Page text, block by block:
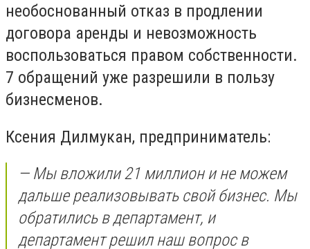
необоснованный отказ в продлении
договора аренды и невозможность
воспользоваться правом собственности.
7 обращений уже разрешили в пользу
бизнесменов.
Ксения Дилмукан, предприниматель:
— Мы вложили 21 миллион и не можем
дальше реализовывать свой бизнес. Мы
обратились в департамент, и
департамент решил наш вопрос в